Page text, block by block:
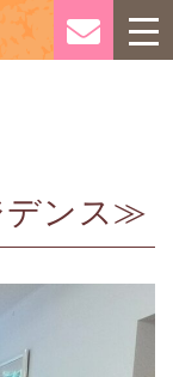
デンス≫